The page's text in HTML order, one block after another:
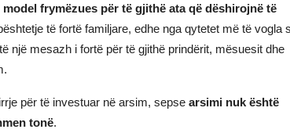
model frymëzues për të gjithë ata që dëshirojnë të
të fortë familjare, edhe nga qytetet më të vogla
një mesazh i fortë për të gjithë prindërit, mësuesit dhe
për të investuar në arsim, sepse arsimi nuk është
tonë.